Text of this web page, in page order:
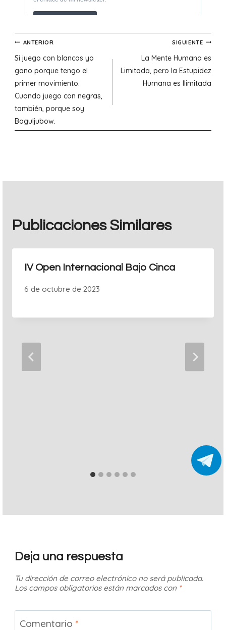
Navegación
de
entradas
ANTERIOR
Si juego con blancas yo
gano porque tengo el
primer movimiento.
Cuando juego con negras,
también, porque soy
Boguljubow.
SIGUIENTE
La Mente Humana es
Limitada, pero la Estupidez
Humana es Ilimitada
Publicaciones Similares
IV Open Internacional Bajo Cinca
6 de octubre de 2023
Deja una respuesta
Tu dirección de correo electrónico no será publicada.
Los campos obligatorios están marcados con *
Comentario *